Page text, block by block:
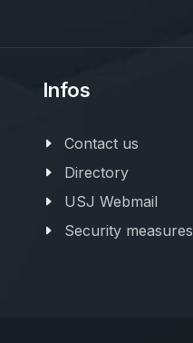
Infos
Contact us
Directory
USJ Webmail
Security measures